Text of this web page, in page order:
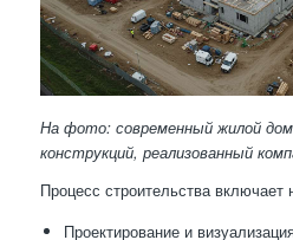
На фото: современный жилой
конструкций, реализованный
Процесс строительства включает
Проектирование и